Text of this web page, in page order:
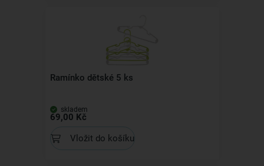
Ramínko dětské 5 ks
skladem
69,00 Kč
Vložit do košíku